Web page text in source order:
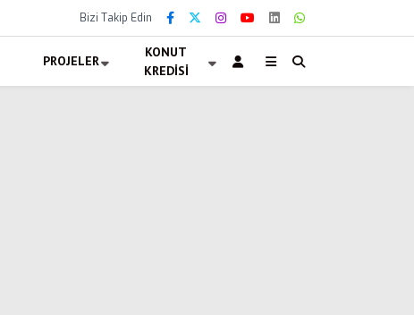
Bizi Takip Edin
PROJELER
KONUT
KREDISI